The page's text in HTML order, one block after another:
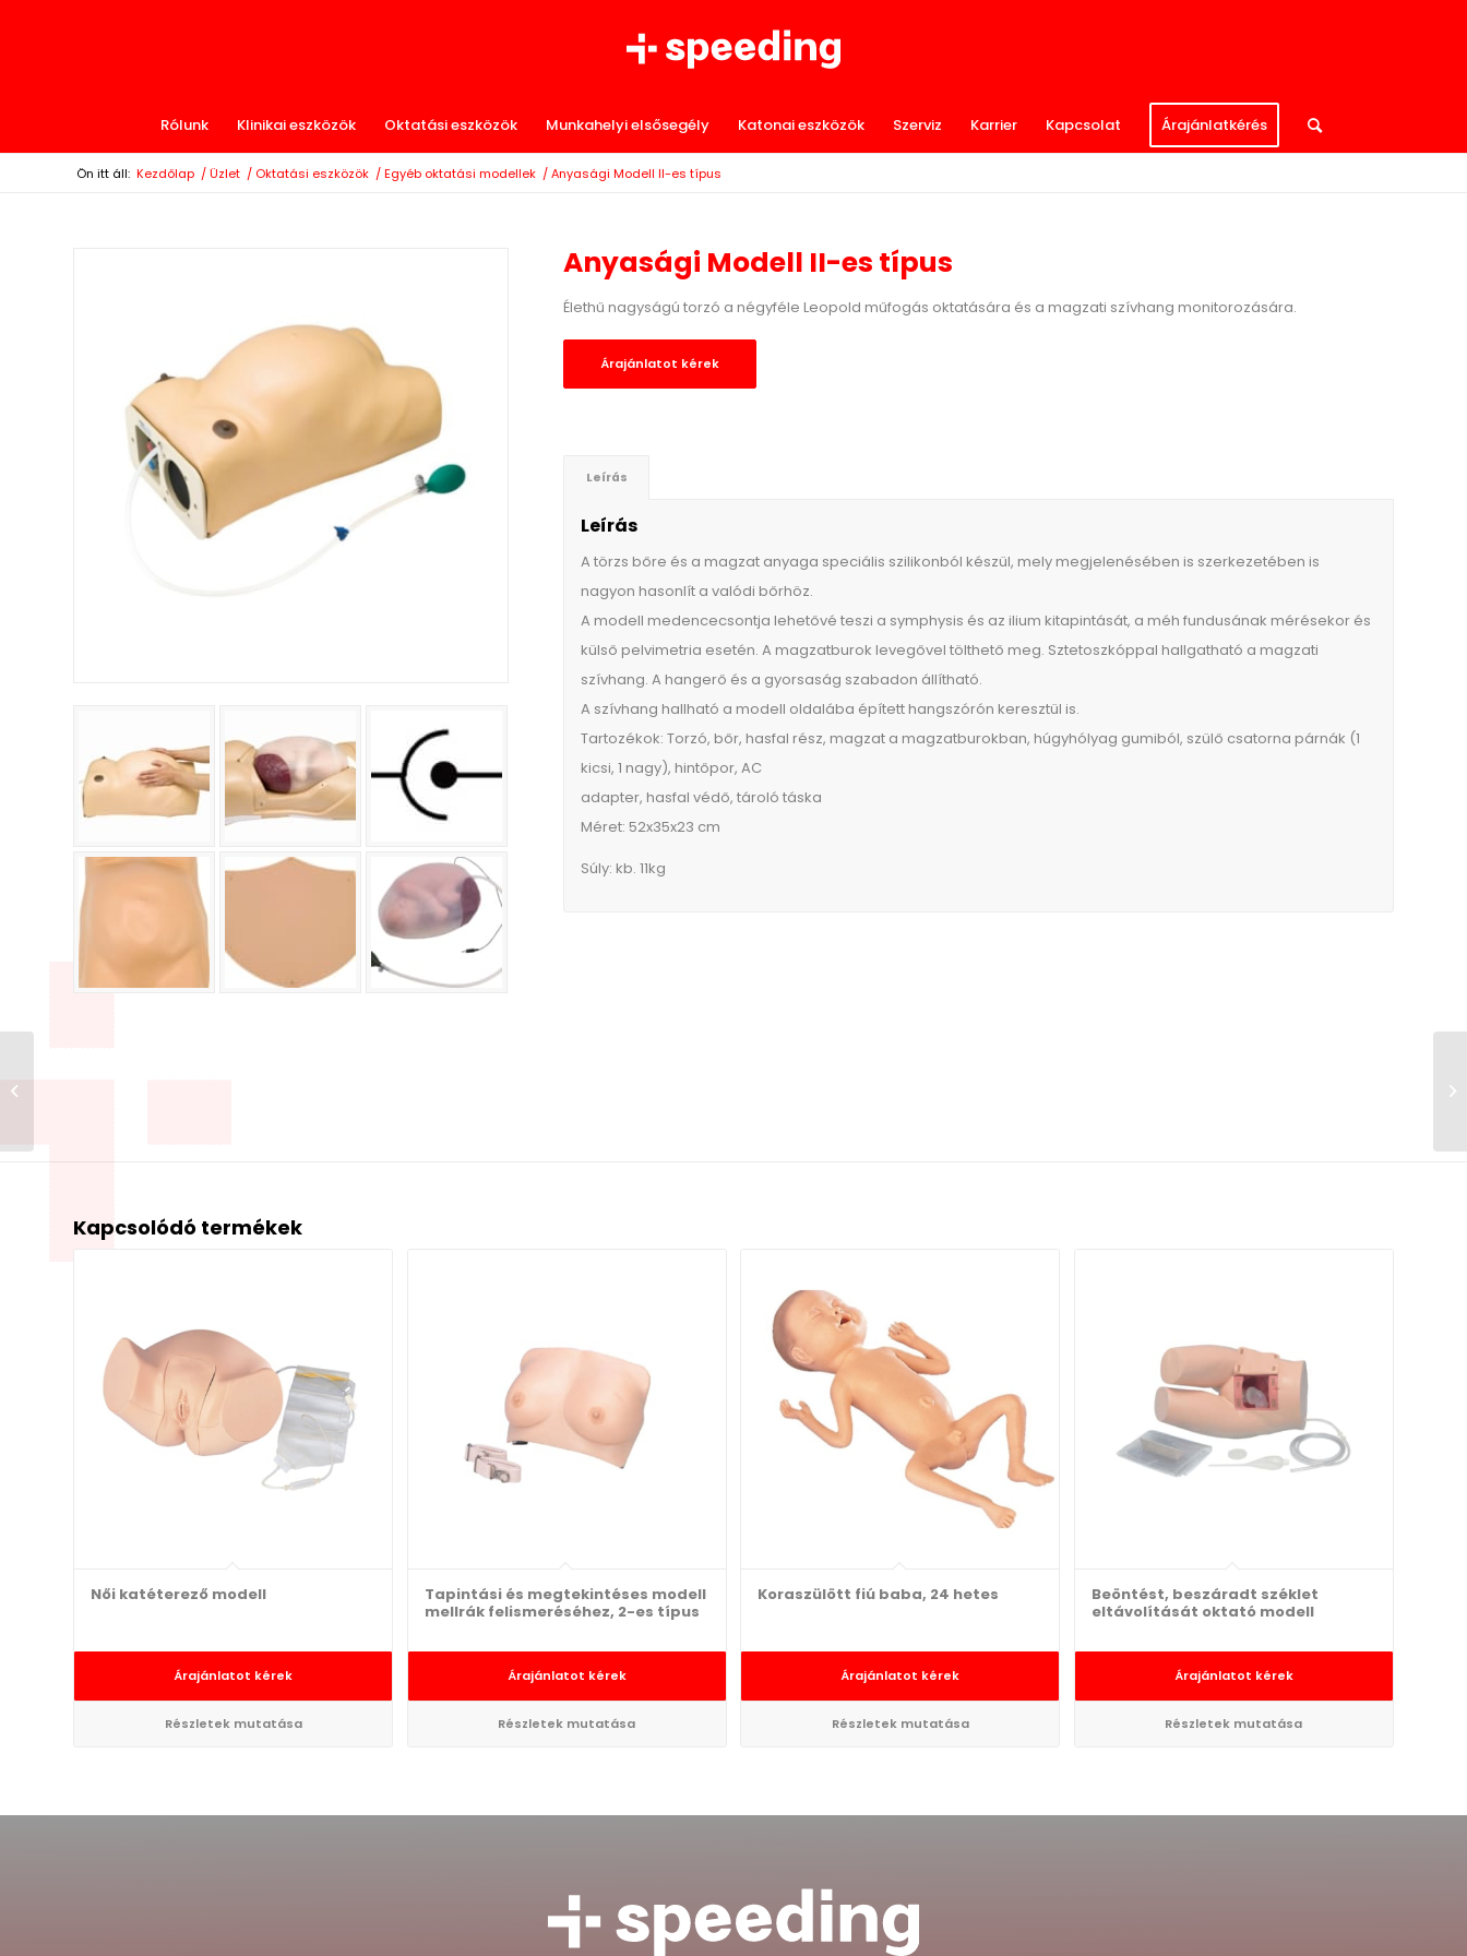
Rólunk Klinikai eszközök Oktatási eszközök Munkahelyi elsősegély Katonai eszközök Szerviz Karrier Kapcsolat Árajánlatkérés
Ön itt áll: Kezdőlap /Üzlet / Oktatási eszközök /Egyéb oktatási modellek /Anyasági Modell II-es típus
Anyasági Modell II-es típus
Élethű nagyságú torzó a négyféle Leopold műfogás oktatására és a magzati szívhang monitorozására.
Árajánlatot kérek
Leírás
Leírás
A törzs bőre és a magzat anyaga speciális szilikonból készül, mely megjelenésében is szerkezetében is
nagyon hasonlít a valódi bőrhöz.
A modell medencecsontja lehetővé teszi a symphysis és az ilium kitapintását, a méh fundusának mérésekor és
külső pelvimetria esetén. A magzatburok levegővel tölthető meg. Sztetoszkóppal hallgatható a magzati
szívhang. A hangerő és a gyorsaság szabadon állítható.
A szívhang hallható a modell oldalába épített hangszórón keresztül is.
Tartozékok: Torzó, bőr, hasfal rész, magzat a magzatburokban, húgyhólyag gumiból, szülő csatorna párnák (1
kicsi, 1 nagy), hintőpor, AC
adapter, hasfal védő, tároló táska
Méret: 52x35x23 cm
Súly: kb. 11kg
Kapcsolódó termékek
Női katéterező modell
Árajánlatot kérek
Részletek mutatása
Tapintási és megtekintéses modell
mellrák felismeréséhez, 2-es típus
Árajánlatot kérek
Részletek mutatása
Koraszülött fiú baba, 24 hetes
Árajánlatot kérek
Részletek mutatása
Beöntést, beszáradt széklet
eltávolítását oktató modell
Árajánlatot kérek
Részletek mutatása